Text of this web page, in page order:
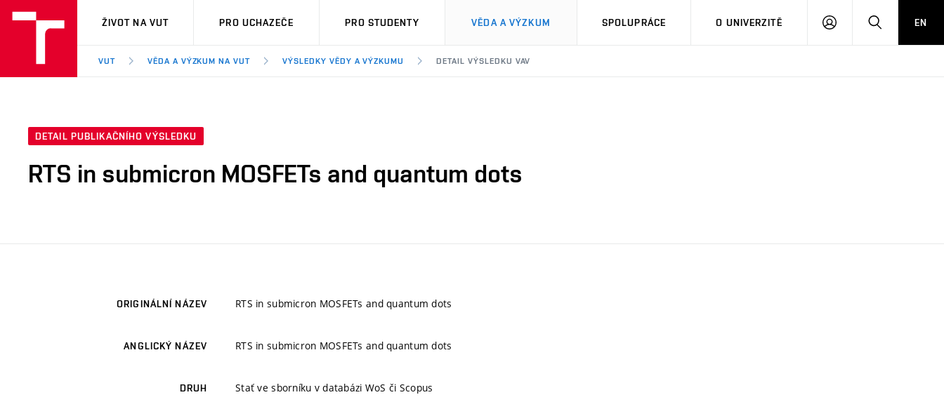
VUT
ŽIVOT NA VUT PRO UCHAZEČE PRO STUDENTY VĚDA A VÝZKUM SPOLUPRÁCE O UNIVERZITĚ
PŘIHLÁSIT HLEDATEN
VUT VĚDA A VÝZKUM NA VUT VÝSLEDKY VĚDY A VÝZKUMU DETAIL VÝSLEDKU VAV
DETAIL PUBLIKAČNÍHO VÝSLEDKU
RTS in submicron MOSFETs and quantum dots
ORIGINÁLNÍ NÁZEV RTS in submicron MOSFETs and quantum dots
ANGLICKÝ NÁZEV RTS in submicron MOSFETs and quantum dots
DRUH Stať ve sborníku v databázi WoS či Scopus